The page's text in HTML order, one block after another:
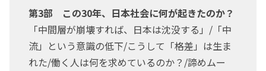
第3部 この30年、日本社会に何が起きたのか？
「中間層が崩壊すれば、日本は沈没する」/「中
流」という意識の低下/こうして「格差」は生ま
れた/働く人は何を求めているのか？/諦めムー